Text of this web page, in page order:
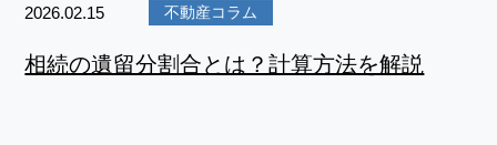
相続の遺留分割合とは？計算方法を解説
2026.02.15 不動産コラム